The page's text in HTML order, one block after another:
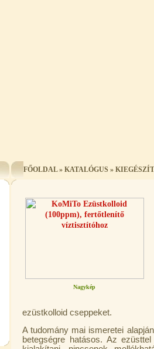
FŐOLDAL» KATALÓGUS »
Nagykép
ezüstkolloid cseppeket.
A tudomány mai ismeretei
betegségre hatásos. Az